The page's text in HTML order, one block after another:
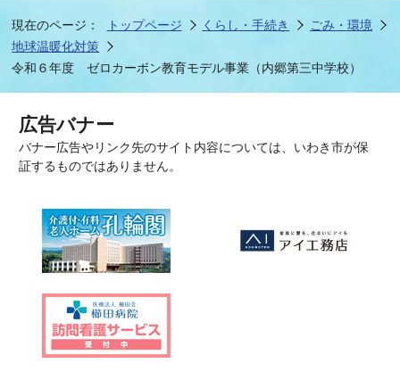
現在のページ： トップページ くらし・手続き
ごみ・環境
地球温暖化対策
令和６年度 ゼロカーボン教育モデル事業（内郷第三中学校）
広告バナー
バナー広告やリンク先のサイト内容については、いわき市が保
証するものではありません。